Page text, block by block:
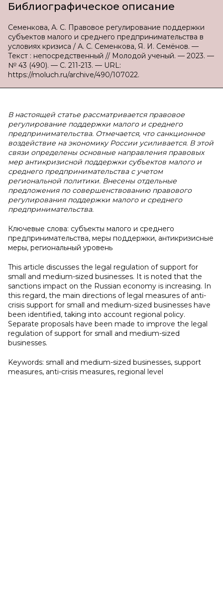
Библиографическое описание
Семенкова, А. С. Правовое регулирование поддержки
субъектов малого и среднего предпринимательства в
условиях кризиса / А. С. Семенкова, Я. И. Семёнов. —
Текст : непосредственный // Молодой ученый. — 2023. —
№ 43 (490). — С. 211-213. — URL:
https://moluch.ru/archive/490/107022.
В настоящей статье рассматривается правовое
регулирование поддержки малого и среднего
предпринимательства. Отмечается, что санкционное
воздействие на экономику России усиливается. В этой
связи определены основные направления правовых
мер антикризисной поддержки субъектов малого и
среднего предпринимательства с учетом
региональной политики. Внесены отдельные
предложения по совершенствованию правового
регулирования поддержки малого и среднего
предпринимательства.
Ключевые слова: субъекты малого и среднего
предпринимательства, меры поддержки, антикризисные
меры, региональный уровень
This article discusses the legal regulation of support for
small and medium-sized businesses. It is noted that the
sanctions impact on the Russian economy is increasing. In
this regard, the main directions of legal measures of anti-
crisis support for small and medium-sized businesses have
been identified, taking into account regional policy.
Separate proposals have been made to improve the legal
regulation of support for small and medium-sized
businesses.
Keywords: small and medium-sized businesses, support
measures, anti-crisis measures, regional level